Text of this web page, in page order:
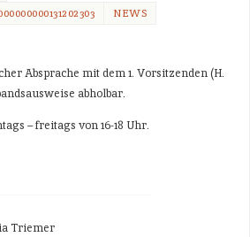
NEWS
Absprache mit dem 1. Vorsitzenden (H.
abholbar.
– freitags von 16-18 Uhr.
Triemer